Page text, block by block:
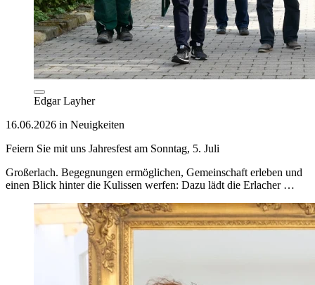
Edgar Layher
16.06.2026 in Neuigkeiten
Feiern Sie mit uns Jahresfest am Sonntag, 5. Juli
Großerlach. Begegnungen ermöglichen, Gemeinschaft erleben und
einen Blick hinter die Kulissen werfen: Dazu lädt die Erlacher …